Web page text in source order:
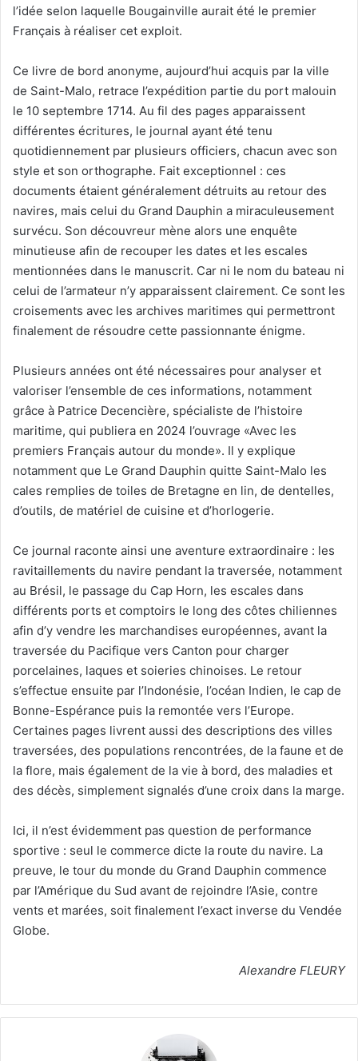
l’idée selon laquelle Bougainville aurait été le premier
Français à réaliser cet exploit.
Ce livre de bord anonyme, aujourd’hui acquis par la ville
de Saint-Malo, retrace l’expédition partie du port malouin
le 10 septembre 1714. Au fil des pages apparaissent
différentes écritures, le journal ayant été tenu
quotidiennement par plusieurs officiers, chacun avec son
style et son orthographe. Fait exceptionnel : ces
documents étaient généralement détruits au retour des
navires, mais celui du Grand Dauphin a miraculeusement
survécu. Son découvreur mène alors une enquête
minutieuse afin de recouper les dates et les escales
mentionnées dans le manuscrit. Car ni le nom du bateau ni
celui de l’armateur n’y apparaissent clairement. Ce sont les
croisements avec les archives maritimes qui permettront
finalement de résoudre cette passionnante énigme.
Plusieurs années ont été nécessaires pour analyser et
valoriser l’ensemble de ces informations, notamment
grâce à Patrice Decencière, spécialiste de l’histoire
maritime, qui publiera en 2024 l’ouvrage «Avec les
premiers Français autour du monde». Il y explique
notamment que Le Grand Dauphin quitte Saint-Malo les
cales remplies de toiles de Bretagne en lin, de dentelles,
d’outils, de matériel de cuisine et d’horlogerie.
Ce journal raconte ainsi une aventure extraordinaire : les
ravitaillements du navire pendant la traversée, notamment
au Brésil, le passage du Cap Horn, les escales dans
différents ports et comptoirs le long des côtes chiliennes
afin d’y vendre les marchandises européennes, avant la
traversée du Pacifique vers Canton pour charger
porcelaines, laques et soieries chinoises. Le retour
s’effectue ensuite par l’Indonésie, l’océan Indien, le cap de
Bonne-Espérance puis la remontée vers l’Europe.
Certaines pages livrent aussi des descriptions des villes
traversées, des populations rencontrées, de la faune et de
la flore, mais également de la vie à bord, des maladies et
des décès, simplement signalés d’une croix dans la marge.
Ici, il n’est évidemment pas question de performance
sportive : seul le commerce dicte la route du navire. La
preuve, le tour du monde du Grand Dauphin commence
par l’Amérique du Sud avant de rejoindre l’Asie, contre
vents et marées, soit finalement l’exact inverse du Vendée
Globe.
Alexandre FLEURY